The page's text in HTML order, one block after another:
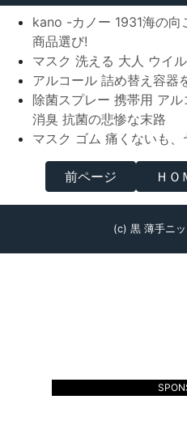
kano -カノー 1931海の向
商品選び!
マスク 洗える 大人 ウイ
アルコール 詰め替え容器
除菌スプレー 携帯用 ア
消臭 抗菌の悲惨な末路
マスク ゴム 痛くないも
前ページ ＨＯ
(c) 黒 薄手ニ